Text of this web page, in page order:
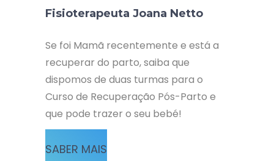
Fisioterapeuta Joana Netto
Se foi Mamã recentemente e está a
recuperar do parto, saiba que
dispomos de duas turmas para o
Curso de Recuperação Pós-Parto e
que pode trazer o seu bebé!
SABER MAIS